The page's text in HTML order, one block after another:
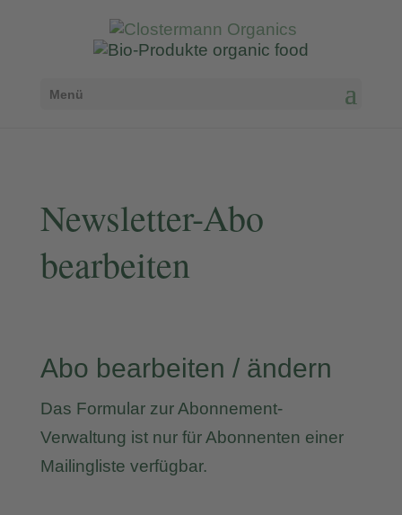
Menü
Newsletter-Abo
bearbeiten
Abo bearbeiten / ändern
Das Formular zur Abonnement-
Verwaltung ist nur für Abonnenten einer
Mailingliste verfügbar.